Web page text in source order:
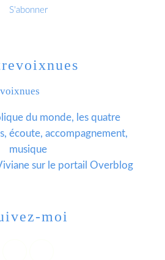
du monde, les quatre
écoute, accompagnement,
musique
sur le portail Overblog
moi